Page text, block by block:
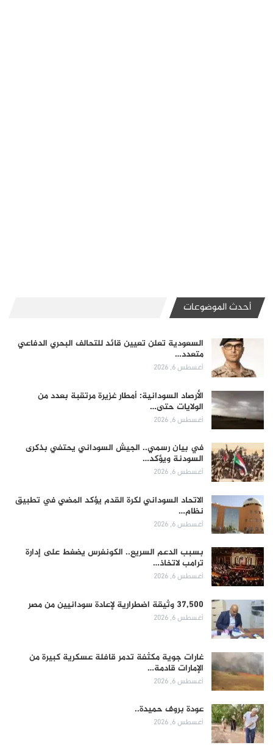
أحدث الموضوعات
السعودية تعلن تعيين قائد للتحالف البحري الدفاعي
متعدد…
أغسطس 6, 2026
الأرصاد السودانية: أمطار غزيرة مرتقبة بعدد من
الولايات حتى…
أغسطس 6, 2026
في بيان رسمي.. الجيش السوداني يحتفي بذكرى
السودنة ويؤكد…
أغسطس 6, 2026
الاتحاد السوداني لكرة القدم يؤكد المضي في تطبيق
نظام…
أغسطس 6, 2026
بسبب الدعم السريع.. الكونغرس يضغط على إدارة
ترامب لاتخاذ…
أغسطس 6, 2026
37,500 وثيقة اضطرارية لإعادة سودانيين من مصر
أغسطس 6, 2026
غارات جوية مكثفة تدمر قافلة عسكرية كبيرة من
الإمارات قادمة…
أغسطس 6, 2026
عودة بروف حميدة..
أغسطس 6, 2026